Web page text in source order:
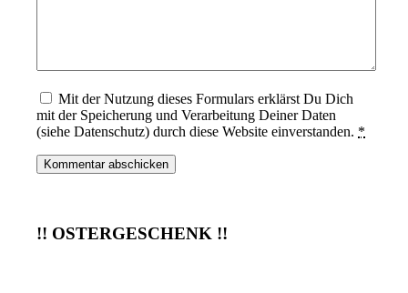
Mit der Nutzung dieses Formulars erklärst Du Dich
mit der Speicherung und Verarbeitung Deiner Daten
(siehe Datenschutz) durch diese Website einverstanden. *
!! OSTERGESCHENK !!